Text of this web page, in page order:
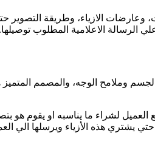
وعارضات الازياء، وطريقة
الرسالة الاعلامية المطلوب توصيلها.
وملامح الوجه، والمصمم
العميل لشراء ما يناسبه او يقوم
يشتري هذه الأزياء ويرسلها الي